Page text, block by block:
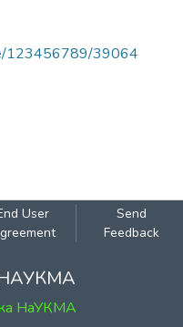
123456789/39064
User
Send
Feedback
НАУКМА
НаУКМА